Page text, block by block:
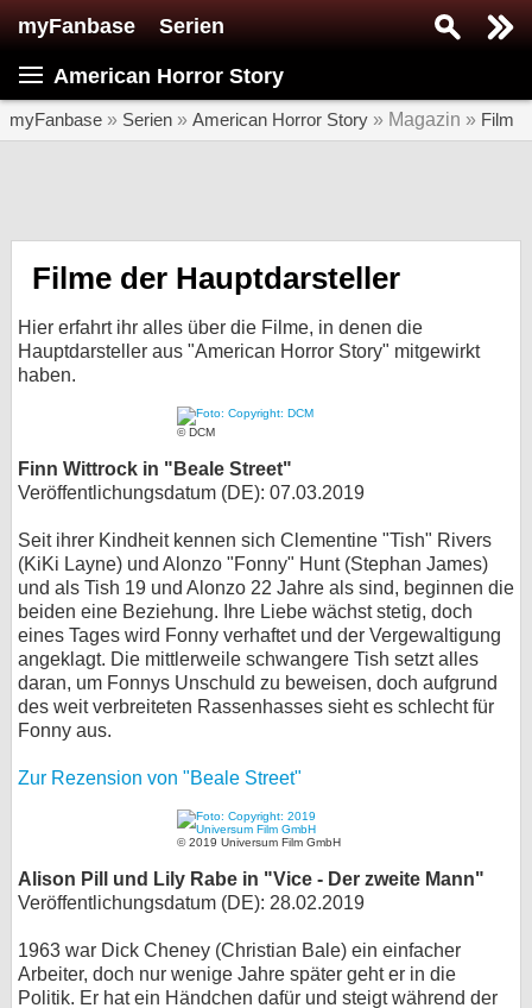
myFanbase Serien
American Horror Story
myFanbase » Serien » American Horror Story » Magazin » Film
Filme der Hauptdarsteller
Hier erfahrt ihr alles über die Filme, in denen die
Hauptdarsteller aus "American Horror Story" mitgewirkt
haben.
© DCM
Finn Wittrock in "Beale Street"
Veröffentlichungsdatum (DE): 07.03.2019
Seit ihrer Kindheit kennen sich Clementine "Tish" Rivers
(KiKi Layne) und Alonzo "Fonny" Hunt (Stephan James)
und als Tish 19 und Alonzo 22 Jahre als sind, beginnen die
beiden eine Beziehung. Ihre Liebe wächst stetig, doch
eines Tages wird Fonny verhaftet und der Vergewaltigung
angeklagt. Die mittlerweile schwangere Tish setzt alles
daran, um Fonnys Unschuld zu beweisen, doch aufgrund
des weit verbreiteten Rassenhasses sieht es schlecht für
Fonny aus.
Zur Rezension von "Beale Street"
© 2019 Universum Film GmbH
Alison Pill und Lily Rabe in "Vice - Der zweite Mann"
Veröffentlichungsdatum (DE): 28.02.2019
1963 war Dick Cheney (Christian Bale) ein einfacher
Arbeiter, doch nur wenige Jahre später geht er in die
Politik. Er hat ein Händchen dafür und steigt während der
Home
SERIEN
KULTUR
SERVICE
Gewinnspiele
bei X
bei Facebook
Kontakt
Cookie-Einstellungen
Impressum
Desktop-Ansicht
myFanbase